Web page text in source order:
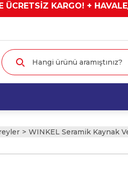
ÜCRETSİZ KARGO! +
WINKEL Seramik Kaynak